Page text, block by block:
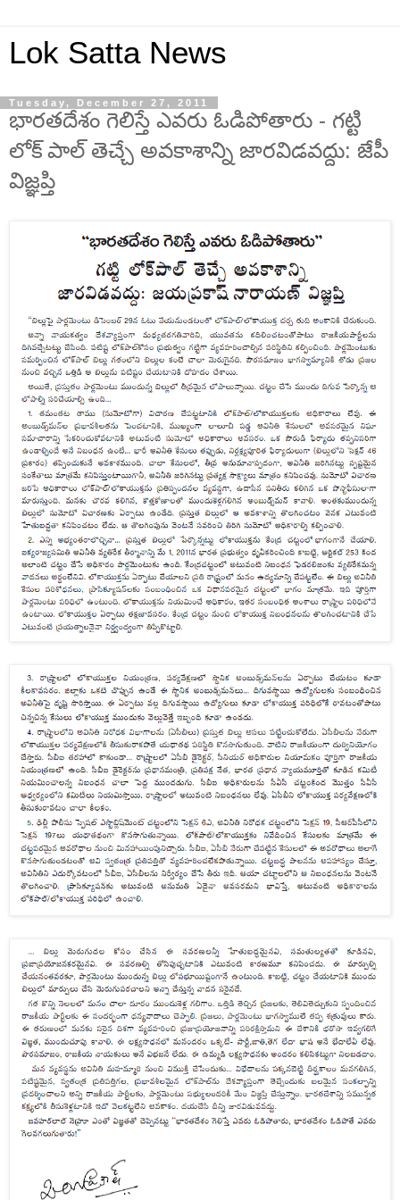
Lok Satta News
Tuesday, December 27, 2011
భారతదేశం గెలిస్తే ఎవరు ఓడిపోతారు - గట్టి
లోక్ పాల్ తెచ్చే అవకాశాన్ని జారవిడవద్దు: జేపీ
విజ్ఞప్తి